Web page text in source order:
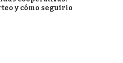
y cómo seguirlo